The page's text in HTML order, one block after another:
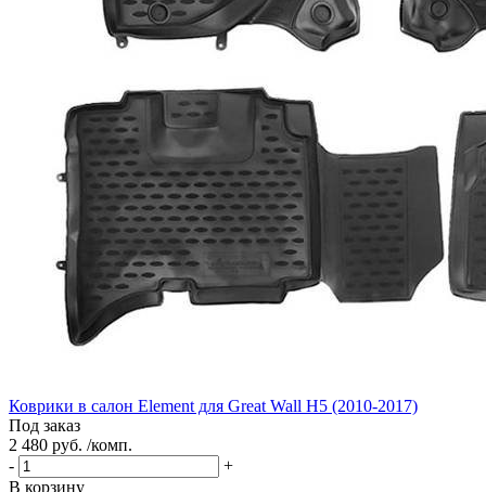
Коврики в салон Element для Great Wall H5 (2010-2017)
Под заказ
2 480 руб. /комп.
-
+
В корзину